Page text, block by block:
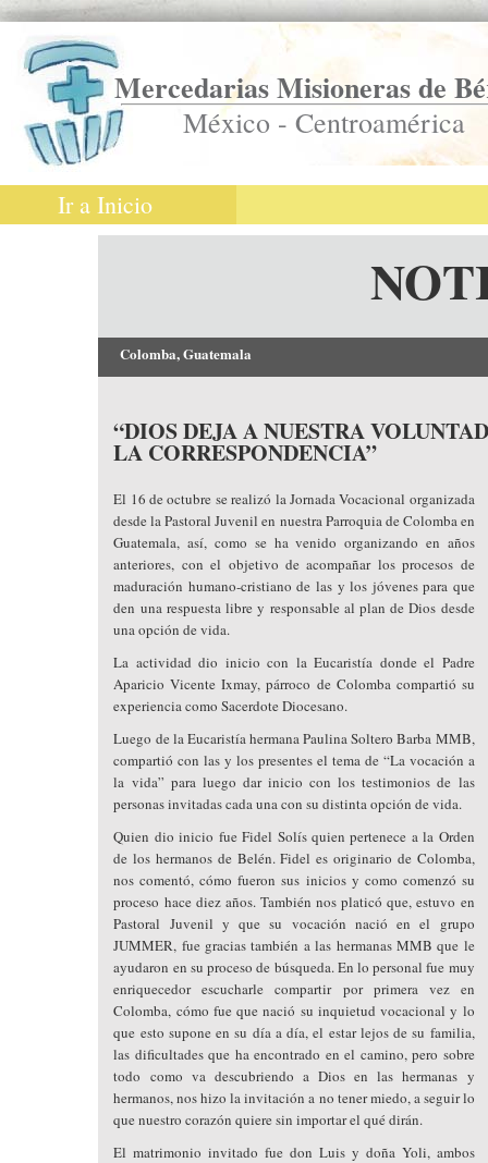
Mercedarias Misioneras de
México - Centroamérica
Ir a Inicio
Colomba, Guatemala
“DIOS DEJA A NUESTRA
LA CORRESPONDENCIA”
El 16 de octubre se realizó la Jornada Vocacional organizada
desde la Pastoral Juvenil en nuestra Parroquia de Colomba en
Guatemala, así, como se ha venido organizando en años
anteriores, con el objetivo de acompañar los procesos de
maduración humano-cristiano de las y los jóvenes para que
den una respuesta libre y responsable al plan de Dios desde
una opción de vida.
La actividad dio inicio con la Eucaristía donde el Padre
Aparicio Vicente Ixmay, párroco de Colomba compartió su
experiencia como Sacerdote Diocesano.
Luego de la Eucaristía hermana Paulina Soltero Barba MMB,
compartió con las y los presentes el tema de “La vocación a
la vida” para luego dar inicio con los testimonios de las
personas invitadas cada una con su distinta opción de vida.
Quien dio inicio fue Fidel Solís quien pertenece a la Orden
de los hermanos de Belén. Fidel es originario de Colomba,
nos comentó, cómo fueron sus inicios y como comenzó su
proceso hace diez años. También nos platicó que, estuvo en
Pastoral Juvenil y que su vocación nació en el grupo
JUMMER, fue gracias también a las hermanas MMB que le
ayudaron en su proceso de búsqueda. En lo personal fue muy
enriquecedor escucharle compartir por primera vez en
Colomba, cómo fue que nació su inquietud vocacional y lo
que esto supone en su día a día, el estar lejos de su familia,
las dificultades que ha encontrado en el camino, pero sobre
todo como va descubriendo a Dios en las hermanas y
hermanos, nos hizo la invitación a no tener miedo, a seguir lo
que nuestro corazón quiere sin importar el qué dirán.
El matrimonio invitado fue don Luis y doña Yoli, ambos